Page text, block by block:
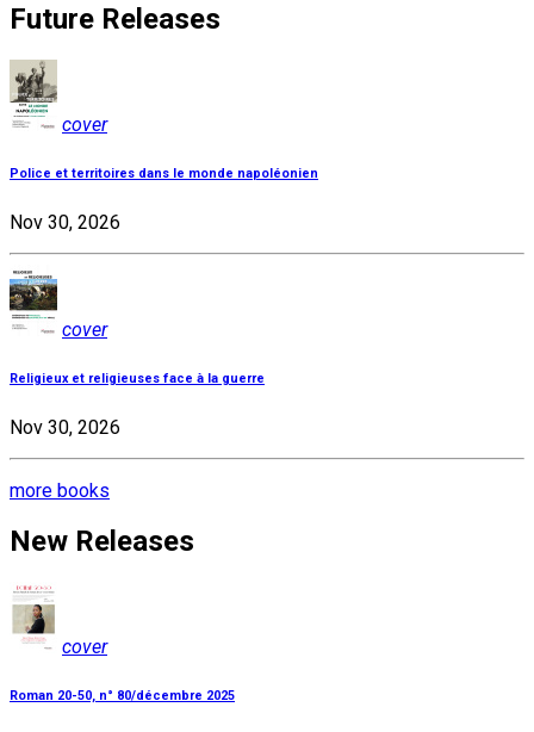
Future Releases
cover
Police et territoires dans le monde napoléonien
Nov 30, 2026
cover
Religieux et religieuses face à la guerre
Nov 30, 2026
more books
New Releases
cover
Roman 20-50, n° 80/décembre 2025